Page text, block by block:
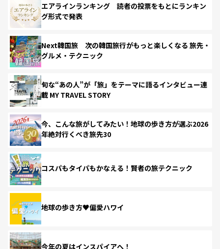
エアラインランキング 読者の投票をもとにランキン
グ形式で発表
Next韓国旅 次の韓国旅行がもっと楽しくなる 旅先・
グルメ・テクニック
旬な“あの人”が「旅」をテーマに語るインタビュー連
載 MY TRAVEL STORY
今、こんな旅がしてみたい！地球の歩き方が選ぶ2026
年絶対行くべき旅先30
コスパもタイパもかなえる！賢者の旅テクニック
地球の歩き方♥偏愛ハワイ
今年の夏はインスパイアへ！